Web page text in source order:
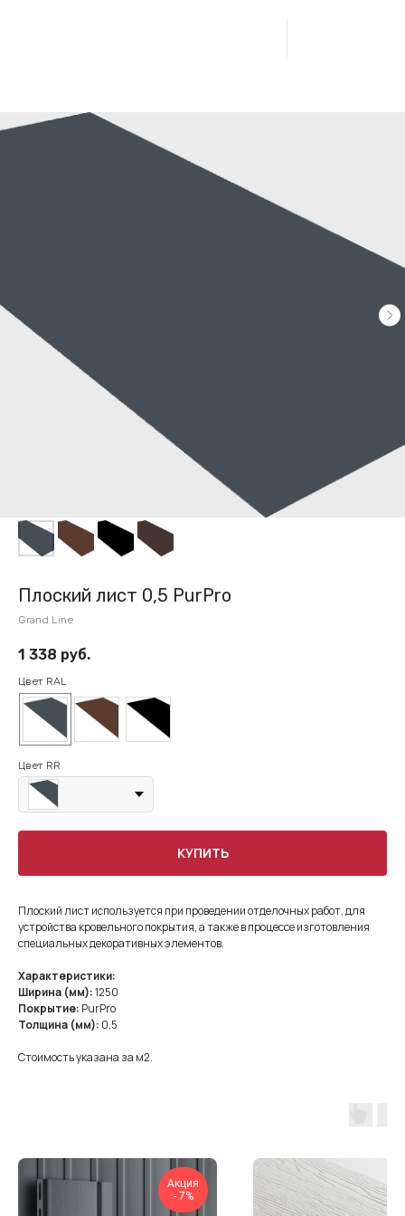
Плоский лист 0,5 PurPro
Grand Line
1 338 руб.
Цвет RAL
Цвет RR
КУПИТЬ
Плоский лист используется при проведении отделочных работ, для
устройства кровельного покрытия, а также в процессе изготовления
специальных декоративных элементов.
Характеристики:
Ширина (мм):1250
Покрытие: PurPro
Толщина (мм): 0,5
Стоимость указана за м2.
Акция
- 7%